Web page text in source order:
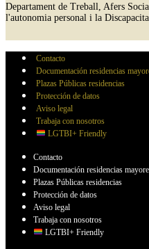
Departament de Treball, Afers
l'autonomia personal i la
Contacto
Documentación residencias
Plazas Públicas residencias
Protección de datos
Aviso legal
Trabaja con nosotros
LGTBI+ Friendly
Contacto
Documentación residencias
Plazas Públicas residencias
Protección de datos
Aviso legal
Trabaja con nosotros
LGTBI+ Friendly